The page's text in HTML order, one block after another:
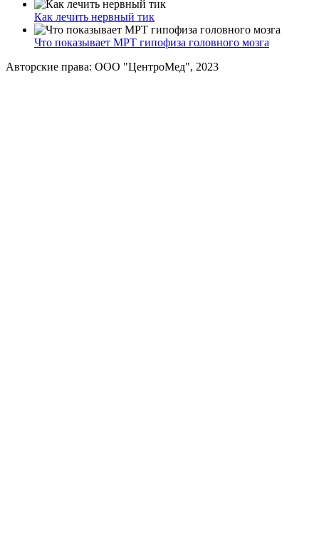
Как лечить нервный тик
Что показывает МРТ гипофиза головного мозга
Авторские права: ООО "ЦентроМед", 2023